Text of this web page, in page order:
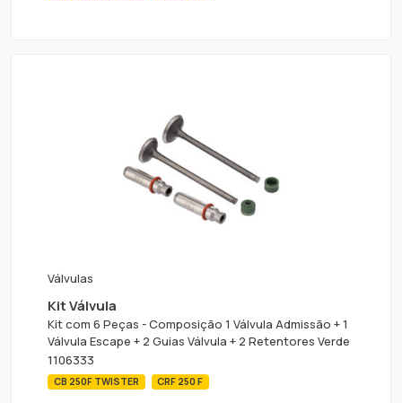
Válvulas
Kit Válvula
Kit com 6 Peças - Composição 1 Válvula Admissão + 1
Válvula Escape + 2 Guias Válvula + 2 Retentores Verde
1106333
CB 250F TWISTER CRF 250 F